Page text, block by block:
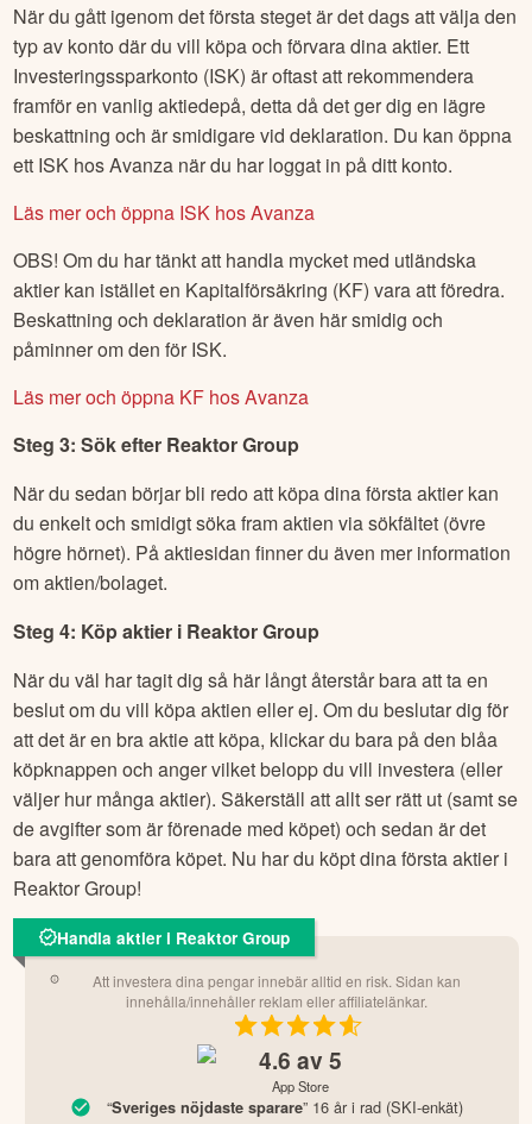
När du gått igenom det första steget är det dags att välja den
typ av konto där du vill köpa och förvara dina aktier. Ett
Investeringssparkonto (ISK) är oftast att rekommendera
framför en vanlig aktiedepå, detta då det ger dig en lägre
beskattning och är smidigare vid deklaration. Du kan öppna
ett ISK hos Avanza när du har loggat in på ditt konto.
Läs mer och öppna ISK hos Avanza
OBS! Om du har tänkt att handla mycket med utländska
aktier kan istället en Kapitalförsäkring (KF) vara att föredra.
Beskattning och deklaration är även här smidig och
påminner om den för ISK.
Läs mer och öppna KF hos Avanza
Steg 3: Sök efter Reaktor Group
När du sedan börjar bli redo att köpa dina första aktier kan
du enkelt och smidigt söka fram aktien via sökfältet (övre
högre hörnet). På aktiesidan finner du även mer information
om aktien/bolaget.
Steg 4: Köp aktier i Reaktor Group
När du väl har tagit dig så här långt återstår bara att ta en
beslut om du vill köpa aktien eller ej. Om du beslutar dig för
att det är en bra aktie att köpa, klickar du bara på den blåa
köpknappen och anger vilket belopp du vill investera (eller
väljer hur många aktier). Säkerställ att allt ser rätt ut (samt se
de avgifter som är förenade med köpet) och sedan är det
bara att genomföra köpet. Nu har du köpt dina första aktier i
Reaktor Group!
Handla aktier i Reaktor Group
Att investera dina pengar innebär alltid en risk. Sidan kan
innehålla/innehåller reklam eller affiliatelänkar.
4.6 av 5
App Store
“Sveriges nöjdaste sparare” 16 år i rad (SKI-enkät)